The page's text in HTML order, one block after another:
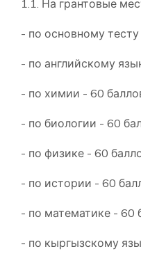
1.1. На грантовые
- по основному
- по английскому
- по химии - 60
- по биологии - 60
- по физике - 60
- по истории - 60
- по математике - 60
- по кыргызскому